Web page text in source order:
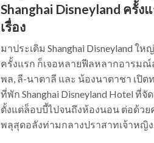
Shanghai Disneyland ครั้ง
เรื่อง
มาประเดิม Shanghai Disneyland ให
ครั้งแรก ก็เจอหลายฟีลหลากอารมณ์
พล, ลี-นาตาลี และ น้องนาตาชา เปิด
ที่พัก Shanghai Disneyland Hotel ที่จั
ตั้งแต่ล็อบบี้ไปจนถึงห้องนอน ต่อด้วย
พลุสุดอลังท่ามกลางปราสาทเจ้าหญิง